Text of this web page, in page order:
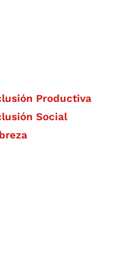
Productiva
Social